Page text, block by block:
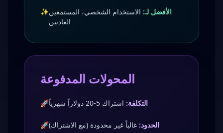
✨ الأفضل لـ: الاستخدام الشخصي، المستمعين
العاديين
المحولات المدفوعة
🚀 التكلفة: اشتراك 5-20 دولاراً شهرياً
🚀 الحدود: غالباً غير محدودة (مع الاشتراك)